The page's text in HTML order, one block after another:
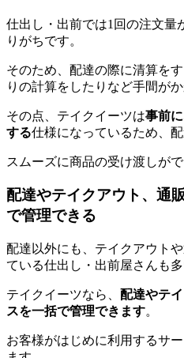
仕出し・出前では1回の注文量
りがちです。
そのため、配達の際に清算を
りの計算をしたりなど手間がか
その点、テイクイーツは事前
する仕様になっているため、
スムーズに商品の受け渡しがで
配達やテイクアウト、通
で管理できる
配達以外にも、テイクアウト
ている仕出し・出前屋さんも多
テイクイーツなら、 配達やテ
スを一括で管理できます。
お客様がはじめに利用するサ